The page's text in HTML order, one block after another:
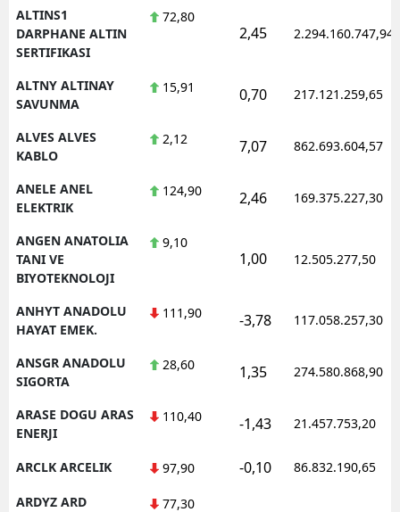
Bartın
Yalova
Osmaniye
ALTINS1
DARPHANE ALTIN
SERTIFIKASI
72,80
2,45 2.294.160.747,94
ALTNY ALTINAY
SAVUNMA
15,91 0,70 217.121.259,65
ALVES ALVES
KABLO
2,12 7,07 862.693.604,57
ANELE ANEL
ELEKTRIK
124,90 2,46 169.375.227,30
ANGEN ANATOLIA
TANI VE
BIYOTEKNOLOJI
9,10
1,00 12.505.277,50
ANHYT ANADOLU
HAYAT EMEK.
111,90 -3,78 117.058.257,30
ANSGR ANADOLU
SIGORTA
28,60 1,35 274.580.868,90
ARASE DOGU ARAS
ENERJI
110,40 -1,43 21.457.753,20
ARCLK ARCELIK 97,90 -0,10 86.832.190,65
ARDYZ ARD
77,30